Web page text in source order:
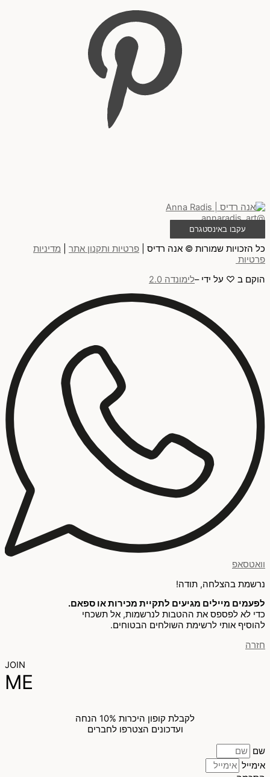
@annaradis_art
עקבו באינסטגרם
כל הזכויות שמורות © אנה רדיס | פרטיות ותקנון אתר
מדיניות
פרטיות
הוקם ב ♡ על ידי –לימונדה 2.0
וואטסאפ
נרשמת בהצלחה, תודה!
לפעמים מיילים מגיעים לתקיית מכירות או ספאם.
כדי לא לפספס את ההטבות לנרשמות, אל תשכחי
להוסיף אותי לרשימת השולחים הבטוחים.
חזרה
JOIN
ME
לקבלת קופון היכרות 10% הנחה
ועדכונים הצטרפו לחברים
שם
אימייל